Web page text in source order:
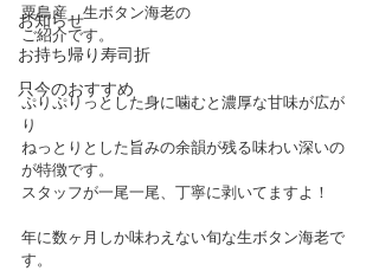
お知らせ
お持ち帰り寿司折
只今のおすすめ
粟島産　生ボタン海老の
ご紹介です。
ぷりぷりっとした身に噛むと濃厚な甘味が広が
り
ねっとりとした旨みの余韻が残る味わい深いの
が特徴です。
スタッフが一尾一尾、丁寧に剥いてますよ！
年に数ヶ月しか味わえない旬な生ボタン海老で
す。